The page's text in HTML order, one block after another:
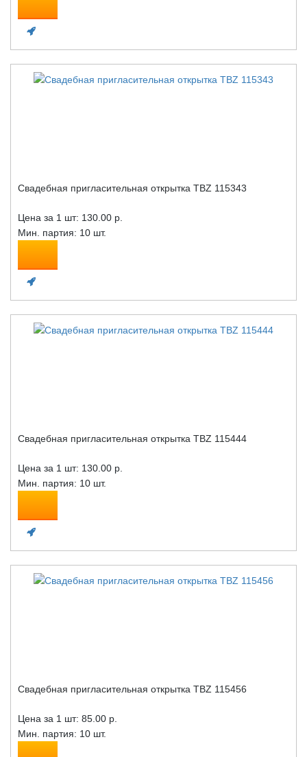
Свадебная пригласительная открытка TBZ 115343
Цена за 1 шт: 130.00 р.
Мин. партия: 10 шт.
Свадебная пригласительная открытка TBZ 115444
Цена за 1 шт: 130.00 р.
Мин. партия: 10 шт.
Свадебная пригласительная открытка TBZ 115456
Цена за 1 шт: 85.00 р.
Мин. партия: 10 шт.